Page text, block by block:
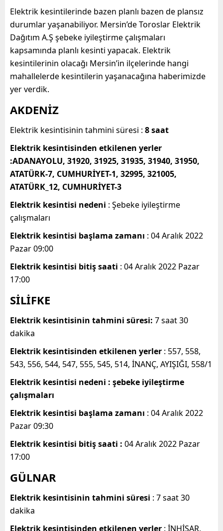
Elektrik kesintilerinde bazen planlı bazen de plansız
durumlar yaşanabiliyor. Mersin’de Toroslar Elektrik
Dağıtım A.Ş şebeke iyileştirme çalışmaları
kapsamında planlı kesinti yapacak. Elektrik
kesintilerinin olacağı Mersin’in ilçelerinde hangi
mahallelerde kesintilerin yaşanacağına haberimizde
yer verdik.
AKDENİZ
Elektrik kesintisinin tahmini süresi : 8 saat
Elektrik kesintisinden etkilenen yerler
:ADANAYOLU, 31920, 31925, 31935, 31940, 31950,
ATATÜRK-7, CUMHURİYET-1, 32995, 321005,
ATATÜRK_12, CUMHURİYET-3
Elektrik kesintisi nedeni : Şebeke iyileştirme
çalışmaları
Elektrik kesintisi başlama zamanı : 04 Aralık 2022
Pazar 09:00
Elektrik kesintisi bitiş saati : 04 Aralık 2022 Pazar
17:00
SİLİFKE
Elektrik kesintisinin tahmini süresi: 7 saat 30
dakika
Elektrik kesintisinden etkilenen yerler : 557, 558,
543, 556, 544, 547, 555, 545, 514, İNANÇ, AYIŞIĞI, 558/1
Elektrik kesintisi nedeni : şebeke iyileştirme
çalışmaları
Elektrik kesintisi başlama zamanı : 04 Aralık 2022
Pazar 09:30
Elektrik kesintisi bitiş saati : 04 Aralık 2022 Pazar
17:00
GÜLNAR
Elektrik kesintisinin tahmini süresi : 7 saat 30
dakika
Elektrik kesintisinden etkilenen yerler : İNHİSAR,